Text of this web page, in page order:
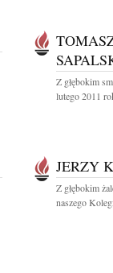
Z głębokim
lutego 2011
JERZY
Z głębokim
naszego